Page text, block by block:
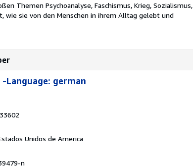
Themen Psychoanalyse, Faschismus, Krieg, Sozialismus,
wie sie von den Menschen in ihrem Alltag gelebt und
Language: german
Unidos de America
n